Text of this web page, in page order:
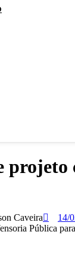
Caveira 14/